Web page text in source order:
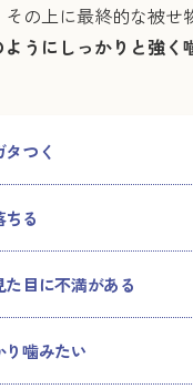
の上に最終的な被せ
ようにしっかりと強く
つく
る
目に不満がある
噛みたい